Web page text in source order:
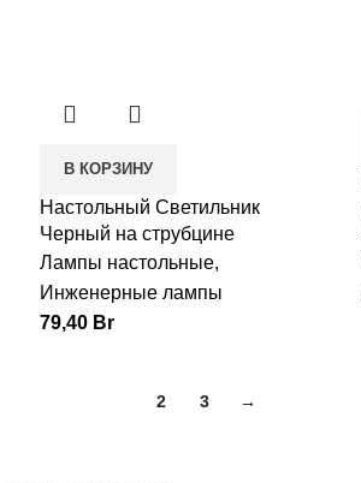
В КОРЗИНУ
Настольный Светильник
Черный на струбцине
Лампы настольные,
Инженерные лампы
79,40 Br
2 3 →